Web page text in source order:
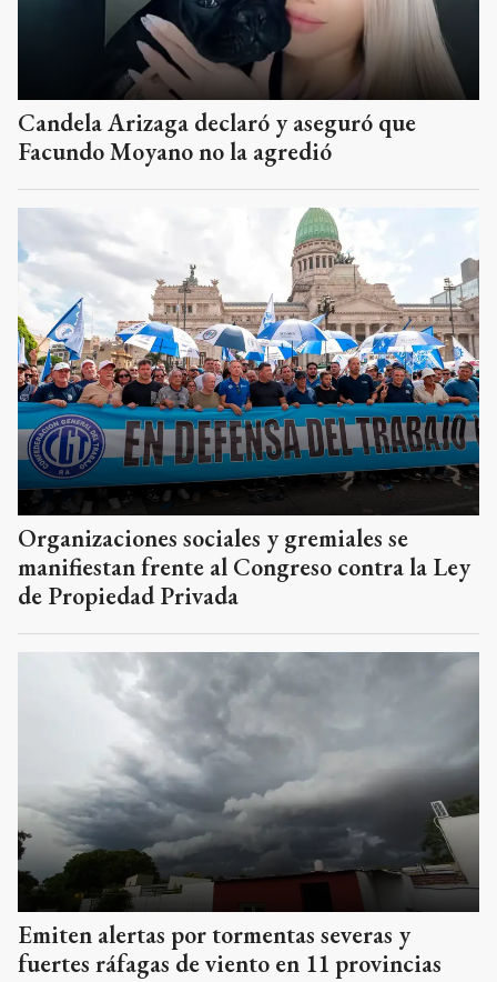
Candela Arizaga declaró y aseguró que
Facundo Moyano no la agredió
Organizaciones sociales y gremiales se
manifiestan frente al Congreso contra la Ley
de Propiedad Privada
Emiten alertas por tormentas severas y
fuertes ráfagas de viento en 11 provincias